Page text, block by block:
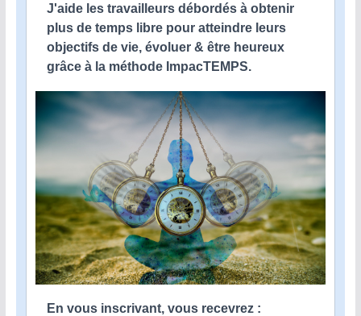
J'aide les travailleurs débordés à obtenir
plus de temps libre pour atteindre leurs
objectifs de vie, évoluer & être heureux
grâce à la méthode ImpacTEMPS.
En vous inscrivant, vous recevrez :